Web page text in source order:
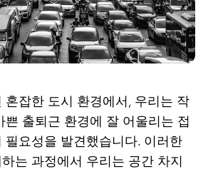
혼잡한 도시 환경에서, 우리는 작
쁜 출퇴근 환경에 잘 어울리는 접
필요성을 발견했습니다. 이러한
는 과정에서 우리는 공간 차지